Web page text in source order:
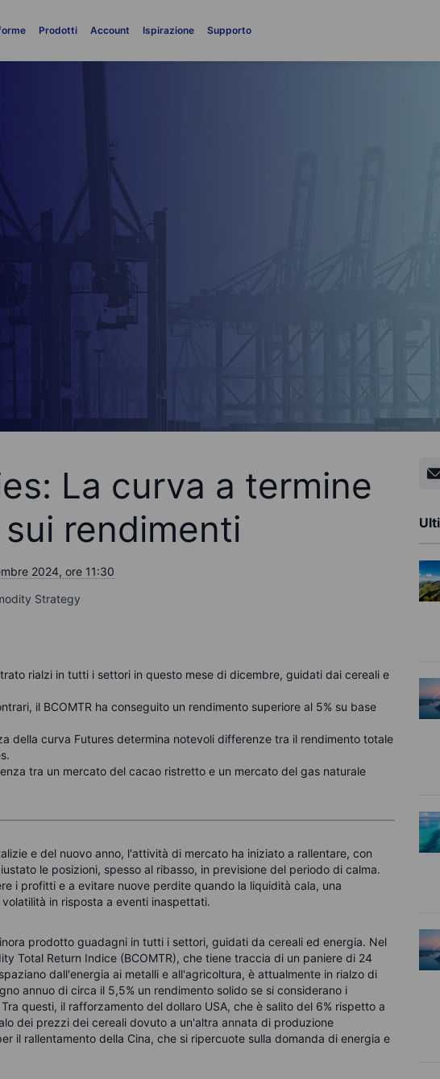
Prodotti Account Ispirazione Supporto
La curva a termine
rendimenti
2024, ore 11:30
Strategy
rialzi in tutti i settori in questo mese di dicembre, guidati dai cereali e
il BCOMTR ha conseguito un rendimento superiore al 5% su base
della curva Futures determina notevoli differenze tra il rendimento totale
tra un mercato del cacao ristretto e un mercato del gas naturale
e del nuovo anno, l'attività di mercato ha iniziato a rallentare, con
le posizioni, spesso al ribasso, in previsione del periodo di calma.
i profitti e a evitare nuove perdite quando la liquidità cala, una
in risposta a eventi inaspettati.
prodotto guadagni in tutti i settori, guidati da cereali ed energia. Nel
Total Return Indice (BCOMTR), che tiene traccia di un paniere di 24
dall'energia ai metalli e all'agricoltura, è attualmente in rialzo di
annuo di circa il 5,5% un rendimento solido se si considerano i
questi, il rafforzamento del dollaro USA, che è salito del 6% rispetto a
dei prezzi dei cereali dovuto a un'altra annata di produzione
il rallentamento della Cina, che si ripercuote sulla domanda di energia e